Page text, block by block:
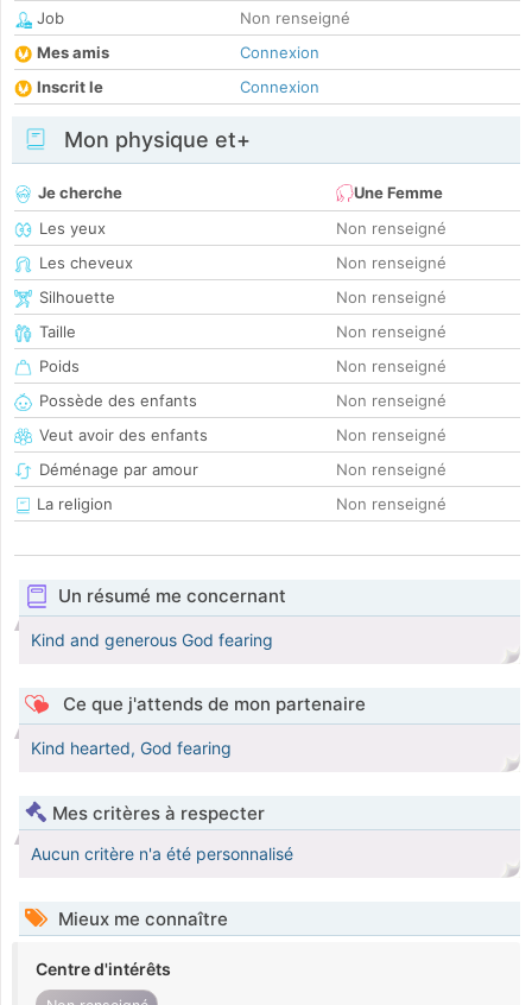
Job
Non renseigné
Mes amis
Connexion
Inscrit le
Connexion
Mon physique et+
Je cherche
Une Femme
Les yeux
Non renseigné
Les cheveux
Non renseigné
Silhouette
Non renseigné
Taille
Non renseigné
Poids
Non renseigné
Possède des enfants
Non renseigné
Veut avoir des enfants
Non renseigné
Déménage par amour
Non renseigné
La religion
Non renseigné
Un résumé me concernant
Kind and generous God fearing
Ce que j'attends de mon partenaire
Kind hearted, God fearing
Mes critères à respecter
Aucun critère n'a été personnalisé
Mieux me connaître
Centre d'intérêts